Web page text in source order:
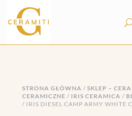
STRONA GŁÓWNA / SKLEP –
CERAMICZNE / IRIS CERAMICA /
/ IRIS DIESEL CAMP ARMY WHITE